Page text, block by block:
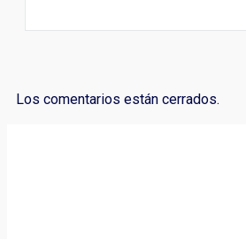
Los comentarios están cerrados.